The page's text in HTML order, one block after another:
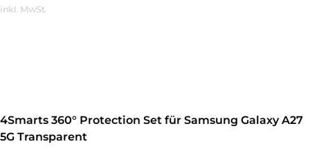
inkl. MwSt.
4Smarts 360° Protection Set für Samsung Galaxy A27
5G Transparent